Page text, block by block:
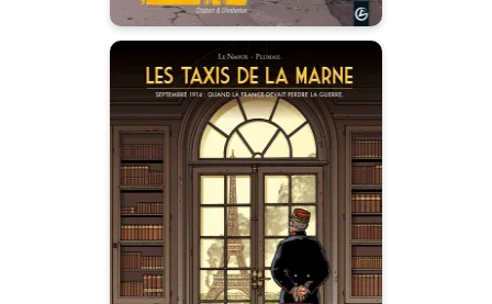
Les Taxis de la
Marne - histoire
complète
Date de parution :
05/11/2014